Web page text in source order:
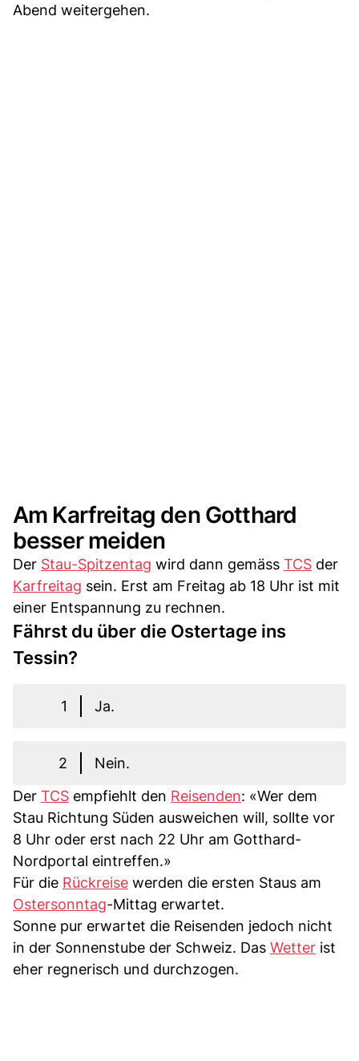
Abend weitergehen.
Am Karfreitag den Gotthard
besser meiden
Der Stau-Spitzentag wird dann gemäss TCS der
Karfreitag sein. Erst am Freitag ab 18 Uhr ist mit
einer Entspannung zu rechnen.
Fährst du über die Ostertage ins
Tessin?
1 Ja.
2
Nein.
Der TCS empfiehlt den Reisenden: «Wer dem
Stau Richtung Süden ausweichen will, sollte vor
8 Uhr oder erst nach 22 Uhr am Gotthard-
Nordportal eintreffen.»
Für die Rückreise werden die ersten Staus am
Ostersonntag-Mittag erwartet.
Sonne pur erwartet die Reisenden jedoch nicht
in der Sonnenstube der Schweiz. Das Wetter ist
eher regnerisch und durchzogen.